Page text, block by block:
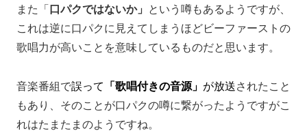
また「 口パクではないか」
という噂もあるようですが、
これは逆に口パクに見えてしまうほどビーファーストの
歌唱力が高いことを意味しているものだと思います。
音楽番組で誤って 「歌唱付きの音源」 が放送されたこと
もあり、そのことが口パクの噂に繋がったようですがこ
れはたまたまのようですね。